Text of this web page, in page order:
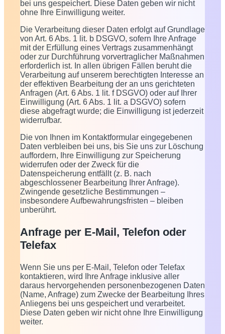
bei uns gespeichert. Diese Daten geben wir nicht
ohne Ihre Einwilligung weiter.
Die Verarbeitung dieser Daten erfolgt auf Grundlage
von Art. 6 Abs. 1 lit. b DSGVO, sofern Ihre Anfrage
mit der Erfüllung eines Vertrags zusammenhängt
oder zur Durchführung vorvertraglicher Maßnahmen
erforderlich ist. In allen übrigen Fällen beruht die
Verarbeitung auf unserem berechtigten Interesse an
der effektiven Bearbeitung der an uns gerichteten
Anfragen (Art. 6 Abs. 1 lit. f DSGVO) oder auf Ihrer
Einwilligung (Art. 6 Abs. 1 lit. a DSGVO) sofern
diese abgefragt wurde; die Einwilligung ist jederzeit
widerrufbar.
Die von Ihnen im Kontaktformular eingegebenen
Daten verbleiben bei uns, bis Sie uns zur Löschung
auffordern, Ihre Einwilligung zur Speicherung
widerrufen oder der Zweck für die
Datenspeicherung entfällt (z. B. nach
abgeschlossener Bearbeitung Ihrer Anfrage).
Zwingende gesetzliche Bestimmungen –
insbesondere Aufbewahrungsfristen – bleiben
unberührt.
Anfrage per E-Mail, Telefon oder
Telefax
Wenn Sie uns per E-Mail, Telefon oder Telefax
kontaktieren, wird Ihre Anfrage inklusive aller
daraus hervorgehenden personenbezogenen Daten
(Name, Anfrage) zum Zwecke der Bearbeitung Ihres
Anliegens bei uns gespeichert und verarbeitet.
Diese Daten geben wir nicht ohne Ihre Einwilligung
weiter.